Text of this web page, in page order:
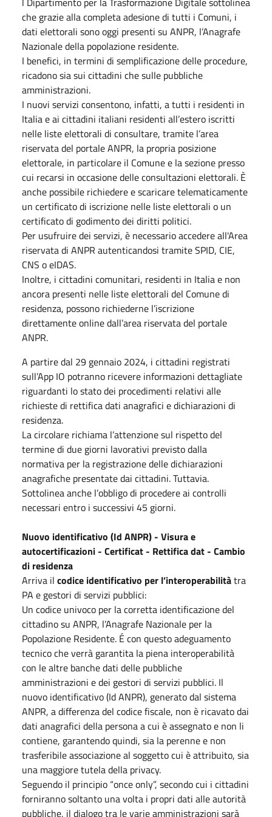
che grazie alla completa adesione di tutti i Comuni, i
dati elettorali sono oggi presenti su ANPR, l’Anagrafe
Nazionale della popolazione residente.
I benefici, in termini di semplificazione delle procedure,
ricadono sia sui cittadini che sulle pubbliche
amministrazioni.
I nuovi servizi consentono, infatti, a tutti i residenti in
Italia e ai cittadini italiani residenti all’estero iscritti
nelle liste elettorali di consultare, tramite l’area
riservata del portale ANPR, la propria posizione
elettorale, in particolare il Comune e la sezione presso
cui recarsi in occasione delle consultazioni elettorali. È
anche possibile richiedere e scaricare telematicamente
un certificato di iscrizione nelle liste elettorali o un
certificato di godimento dei diritti politici.
Per usufruire dei servizi, è necessario accedere all'Area
riservata di ANPR autenticandosi tramite SPID, CIE,
CNS o eIDAS.
Inoltre, i cittadini comunitari, residenti in Italia e non
ancora presenti nelle liste elettorali del Comune di
residenza, possono richiederne l’iscrizione
direttamente online dall’area riservata del portale
ANPR.
A partire dal 29 gennaio 2024, i cittadini registrati
sull’App IO potranno ricevere informazioni dettagliate
riguardanti lo stato dei procedimenti relativi alle
richieste di rettifica dati anagrafici e dichiarazioni di
residenza.
La circolare richiama l’attenzione sul rispetto del
termine di due giorni lavorativi previsto dalla
normativa per la registrazione delle dichiarazioni
anagrafiche presentate dai cittadini. Tuttavia.
Sottolinea anche l’obbligo di procedere ai controlli
necessari entro i successivi 45 giorni.
Nuovo identificativo (Id ANPR) - Visura e
autocertificazioni - Certificat - Rettifica dat - Cambio
di residenza
Arriva il codice identificativo per l’interoperabilitàtra
PA e gestori di servizi pubblici:
Un codice univoco per la corretta identificazione del
cittadino su ANPR, l’Anagrafe Nazionale per la
Popolazione Residente. É con questo adeguamento
tecnico che verrà garantita la piena interoperabilità
con le altre banche dati delle pubbliche
amministrazioni e dei gestori di servizi pubblici. Il
nuovo identificativo (Id ANPR), generato dal sistema
ANPR, a differenza del codice fiscale, non è ricavato dai
dati anagrafici della persona a cui è assegnato e non li
contiene, garantendo quindi, sia la perenne e non
trasferibile associazione al soggetto cui è attribuito, sia
una maggiore tutela della privacy.
Seguendo il principio “once only”, secondo cui i cittadini
forniranno soltanto una volta i propri dati alle autorità
pubbliche, il dialogo tra le varie amministrazioni sarà